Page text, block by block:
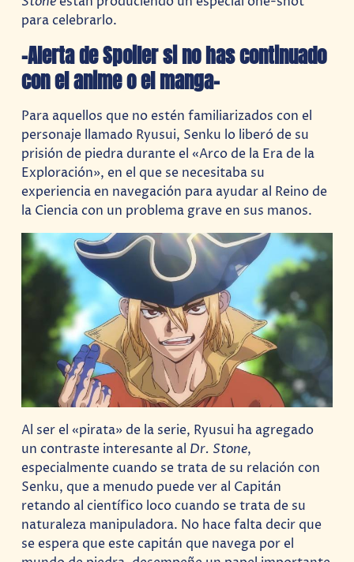
para celebrarlo.
-Alerta de Spoiler si no has continuado
con el anime o el manga-
Para aquellos que no estén familiarizados con el
personaje llamado Ryusui, Senku lo liberó de su
prisión de piedra durante el «Arco de la Era de la
Exploración», en el que se necesitaba su
experiencia en navegación para ayudar al Reino de
la Ciencia con un problema grave en sus manos.
Al ser el «pirata» de la serie, Ryusui ha agregado
un contraste interesante al Dr. Stone,
especialmente cuando se trata de su relación con
Senku, que a menudo puede ver al Capitán
retando al científico loco cuando se trata de su
naturaleza manipuladora. No hace falta decir que
se espera que este capitán que navega por el